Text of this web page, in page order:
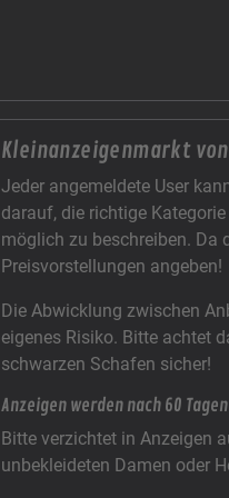
Kleinanzeigenmarkt
Jeder angemeldete User
darauf, die richtige
möglich zu beschreiben. Da
Preisvorstellungen angeben!
Die Abwicklung zwischen
eigenes Risiko. Bitte achtet
schwarzen Schafen sicher!
Anzeigen werden nach 60
Bitte verzichtet in Anzeigen
unbekleideten Damen oder